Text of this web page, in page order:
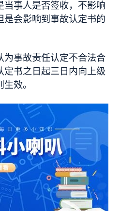
当事人是否签收，不影响
是会影响到事故认定书的
为事故责任认定不合法合
定书之日起三日内向上级
效。